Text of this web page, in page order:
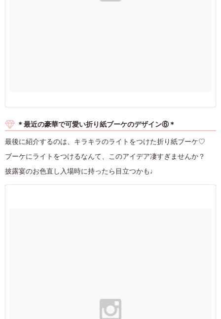
＊最近の豪華で可愛い折り紙ブーケのデザイン⑥＊
最後に紹介するのは、キラキラのライトをつけた折り紙ブーケ♡
ブーケにライトをつけるなんて、このアイデア凄すぎませんか？
披露宴のお色直し入場時に持ったら目立つかも♩